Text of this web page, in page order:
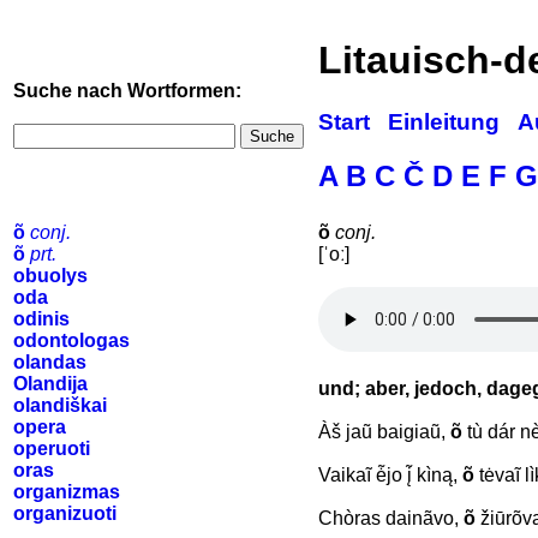
Suche nach Wortformen:
Suche
Litauisch-
Start Einleitung
A B C Č D E F G
õ conj.
õ prt.
obuolys
oda
odinis
odontologas
olandas
Olandija
olandiškai
opera
operuoti
oras
organizmas
organizuoti
õ conj.
[ˈoː]
und; aber, jedoch,
Àš jaũ baigiaũ, õ tù dár
Vaikaĩ ė̃jo į̃ kìną, õ tėvaĩ
Chòras dainãvo, õ